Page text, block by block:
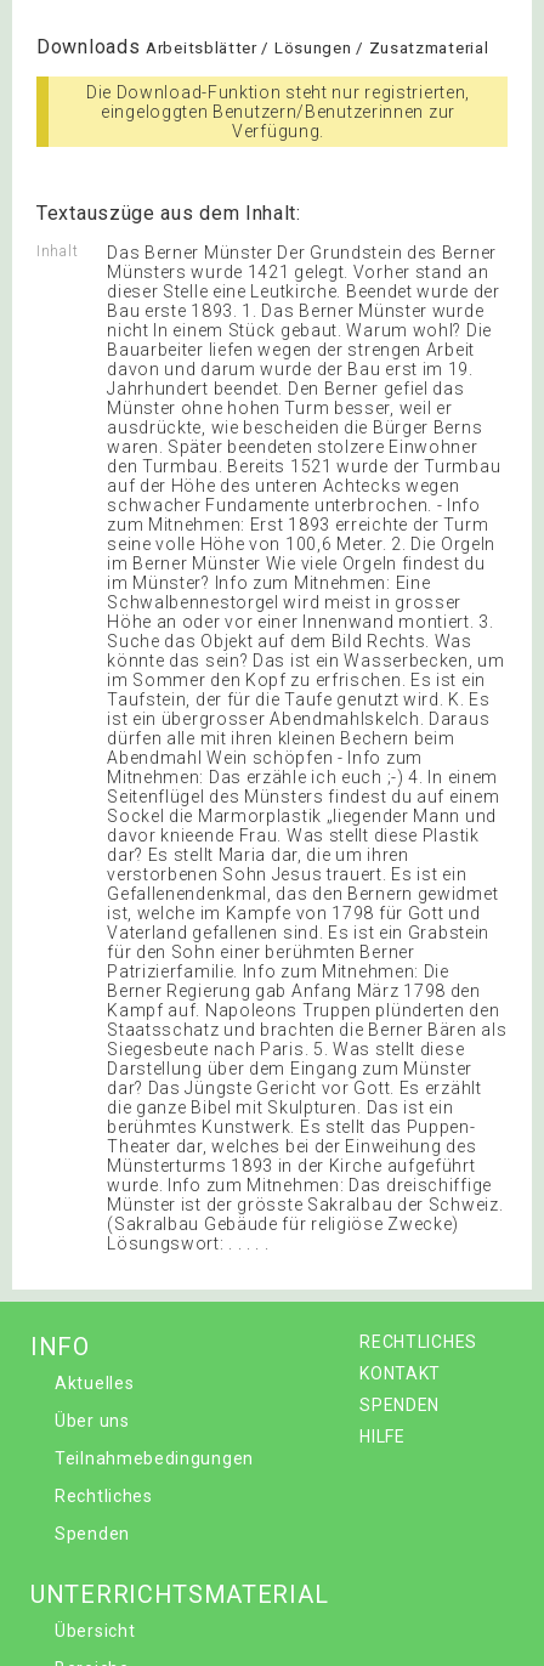
Downloads Arbeitsblätter / Lösungen / Zusatzmaterial
Die Download-Funktion steht nur registrierten,
eingeloggten Benutzern/Benutzerinnen zur
Verfügung.
Textauszüge aus dem Inhalt:
Inhalt
Das Berner Münster Der Grundstein des Berner
Münsters wurde 1421 gelegt. Vorher stand an
dieser Stelle eine Leutkirche. Beendet wurde der
Bau erste 1893. 1. Das Berner Münster wurde
nicht In einem Stück gebaut. Warum wohl? Die
Bauarbeiter liefen wegen der strengen Arbeit
davon und darum wurde der Bau erst im 19.
Jahrhundert beendet. Den Berner gefiel das
Münster ohne hohen Turm besser, weil er
ausdrückte, wie bescheiden die Bürger Berns
waren. Später beendeten stolzere Einwohner
den Turmbau. Bereits 1521 wurde der Turmbau
auf der Höhe des unteren Achtecks wegen
schwacher Fundamente unterbrochen. - Info
zum Mitnehmen: Erst 1893 erreichte der Turm
seine volle Höhe von 100,6 Meter. 2. Die Orgeln
im Berner Münster Wie viele Orgeln findest du
im Münster? Info zum Mitnehmen: Eine
Schwalbennestorgel wird meist in grosser
Höhe an oder vor einer Innenwand montiert. 3.
Suche das Objekt auf dem Bild Rechts. Was
könnte das sein? Das ist ein Wasserbecken, um
im Sommer den Kopf zu erfrischen. Es ist ein
Taufstein, der für die Taufe genutzt wird. K. Es
ist ein übergrosser Abendmahlskelch. Daraus
dürfen alle mit ihren kleinen Bechern beim
Abendmahl Wein schöpfen - Info zum
Mitnehmen: Das erzähle ich euch ;-) 4. In einem
Seitenflügel des Münsters findest du auf einem
Sockel die Marmorplastik „liegender Mann und
davor knieende Frau. Was stellt diese Plastik
dar? Es stellt Maria dar, die um ihren
verstorbenen Sohn Jesus trauert. Es ist ein
Gefallenendenkmal, das den Bernern gewidmet
ist, welche im Kampfe von 1798 für Gott und
Vaterland gefallenen sind. Es ist ein Grabstein
für den Sohn einer berühmten Berner
Patrizierfamilie. Info zum Mitnehmen: Die
Berner Regierung gab Anfang März 1798 den
Kampf auf. Napoleons Truppen plünderten den
Staatsschatz und brachten die Berner Bären als
Siegesbeute nach Paris. 5. Was stellt diese
Darstellung über dem Eingang zum Münster
dar? Das Jüngste Gericht vor Gott. Es erzählt
die ganze Bibel mit Skulpturen. Das ist ein
berühmtes Kunstwerk. Es stellt das Puppen-
Theater dar, welches bei der Einweihung des
Münsterturms 1893 in der Kirche aufgeführt
wurde. Info zum Mitnehmen: Das dreischiffige
Münster ist der grösste Sakralbau der Schweiz.
(Sakralbau Gebäude für religiöse Zwecke)
Lösungswort: . . . . .
RECHTLICHES
KONTAKT
SPENDEN
HILFE
INFO
Aktuelles
Über uns
Teilnahmebedingungen
Rechtliches
Spenden
UNTERRICHTSMATERIAL
Übersicht